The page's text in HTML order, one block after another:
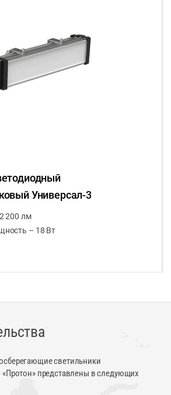
Универсал-3
200 лм
– 18 Вт
светильники
представлены в следующих